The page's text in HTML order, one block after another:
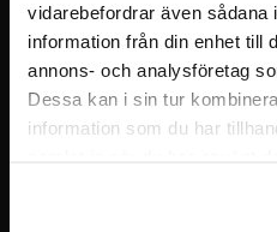
vidarebefordrar även sådana
information från din enhet till
annons- och analysföretag
Dessa kan i sin tur
information som du har